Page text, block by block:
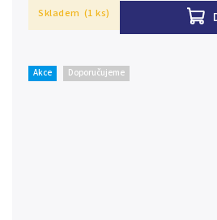
Skladem (1 ks)
Akce Doporučujeme